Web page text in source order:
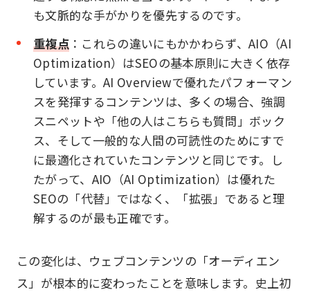
も文脈的な手がかりを優先するのです。
重複点 ：これらの違いにもかかわらず、AIO（AI
Optimization）はSEOの基本原則に大きく依存
しています。AI Overviewで優れたパフォーマン
スを発揮するコンテンツは、多くの場合、強調
スニペットや「他の人はこちらも質問」ボック
ス、そして一般的な人間の可読性のためにすで
に最適化されていたコンテンツと同じです。し
たがって、AIO（AI Optimization）は優れた
SEOの「代替」ではなく、「拡張」であると理
解するのが最も正確です。
この変化は、ウェブコンテンツの「オーディエン
ス」が根本的に変わったことを意味します。史上初